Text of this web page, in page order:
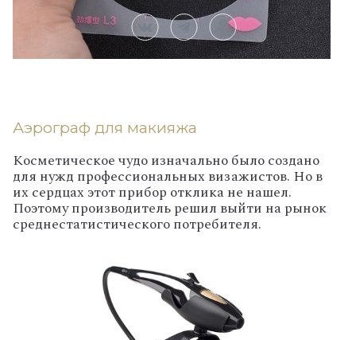
Аэрограф для макияжа
Косметическое чудо изначально было создано
для нужд профессиональных визажистов. Но в
их сердцах этот прибор отклика не нашел.
Поэтому производитель решил выйти на рынок
среднестатистического потребителя.